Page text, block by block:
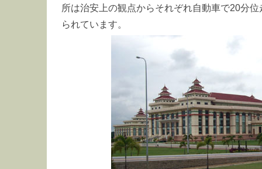
所は治安上の観点からそれぞれ自動車で20分
られています。